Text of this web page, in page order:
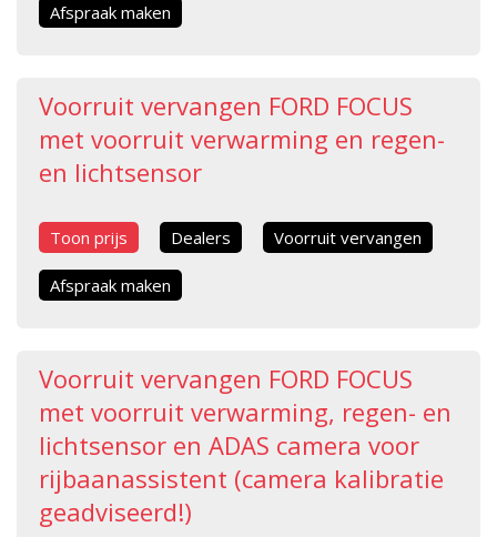
Afspraak maken
Voorruit vervangen FORD FOCUS
met voorruit verwarming en regen-
en lichtsensor
Toon prijs Dealers Voorruit vervangen
Afspraak maken
Voorruit vervangen FORD FOCUS
met voorruit verwarming, regen- en
lichtsensor en ADAS camera voor
rijbaanassistent (camera kalibratie
geadviseerd!)